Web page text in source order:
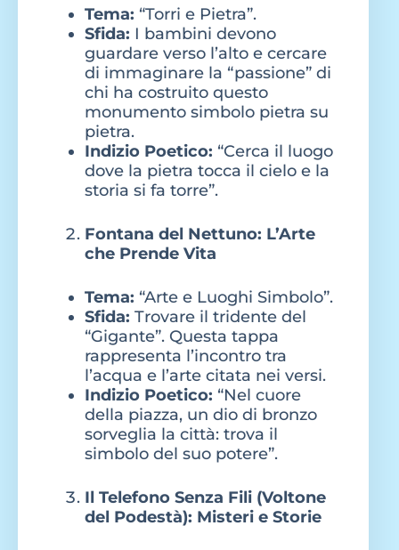
Tema: “Torri e Pietra”.
Sfida: I bambini devono
guardare verso l’alto e cercare
di immaginare la “passione” di
chi ha costruito questo
monumento simbolo pietra su
pietra.
Indizio Poetico: “Cerca il luogo
dove la pietra tocca il cielo e la
storia si fa torre”.
Fontana del Nettuno: L’Arte
che Prende Vita
Tema: “Arte e Luoghi Simbolo”.
Sfida: Trovare il tridente del
“Gigante”. Questa tappa
rappresenta l’incontro tra
l’acqua e l’arte citata nei versi.
Indizio Poetico: “Nel cuore
della piazza, un dio di bronzo
sorveglia la città: trova il
simbolo del suo potere”.
Il Telefono Senza Fili (Voltone
del Podestà): Misteri e Storie